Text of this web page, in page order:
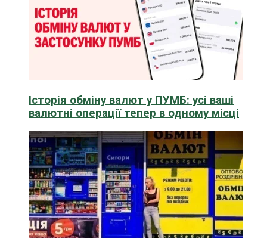
Історія обміну валют у ПУМБ: усі ваші
валютні операції тепер в одному місці